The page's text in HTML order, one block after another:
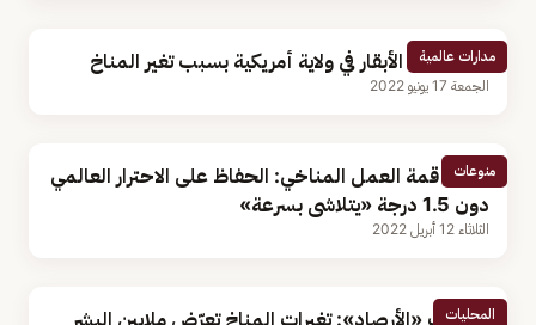
مدارات عالمية
نفوق آلاف الأبقار في ولاية أمريكية بسبب تغير المناخ
الجمعة 17 يونيو 2022
منوعات
رئيس قمة العمل المناخي: الحفاظ على الاحترار العالمي
دون 1.5 درجة «يتلاشى بسرعة»
الثلاثاء 12 أبريل 2022
المحليات
متحدث «الأرصاد»: تغيرات المناخ تعرّض ملايين البشر